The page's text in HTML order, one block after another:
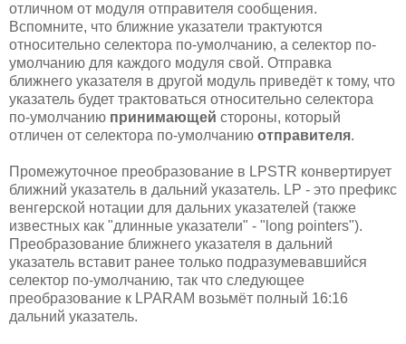
отличном от модуля отправителя сообщения.
Вспомните, что ближние указатели трактуются
относительно селектора по-умолчанию, а селектор по-
умолчанию для каждого модуля свой. Отправка
ближнего указателя в другой модуль приведёт к тому, что
указатель будет трактоваться относительно селектора
по-умолчанию принимающей стороны, который
отличен от селектора по-умолчанию отправителя.
Промежуточное преобразование в LPSTR конвертирует
ближний указатель в дальний указатель. LP - это префикс
венгерской нотации для дальних указателей (также
известных как "длинные указатели" - "long pointers").
Преобразование ближнего указателя в дальний
указатель вставит ранее только подразумевавшийся
селектор по-умолчанию, так что следующее
преобразование к LPARAM возьмёт полный 16:16
дальний указатель.